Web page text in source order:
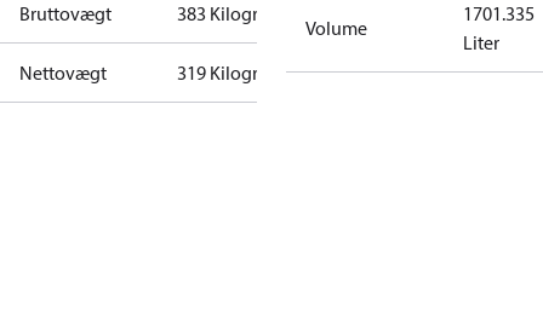
Bruttovægt 383 Kilogram
Nettovægt 319 Kilogram
Volume
1701.335
Liter